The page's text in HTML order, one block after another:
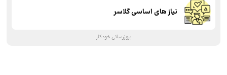
نیاز های اساسی گلاسر
بروزرسانی خودکار